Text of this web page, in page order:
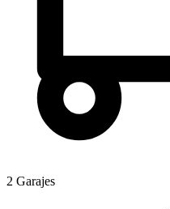
2 Garajes